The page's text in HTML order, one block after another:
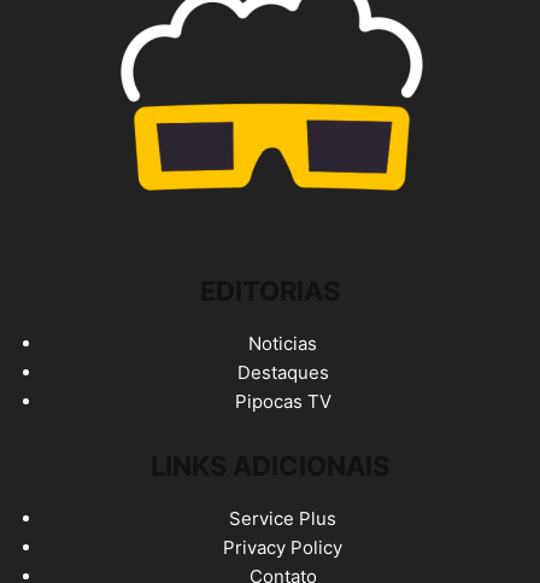
Noticias
Destaques
Pipocas TV
Service Plus
Privacy Policy
Contato